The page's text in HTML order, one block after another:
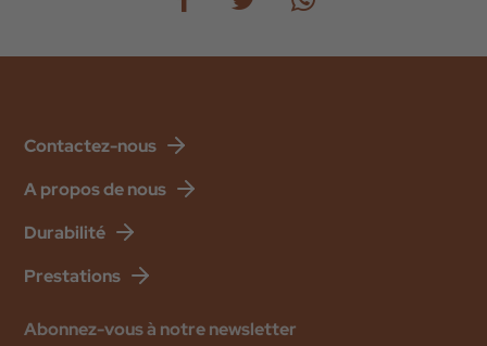
Contactez-nous
A propos de nous
Durabilité
Prestations
Abonnez-vous à notre newsletter